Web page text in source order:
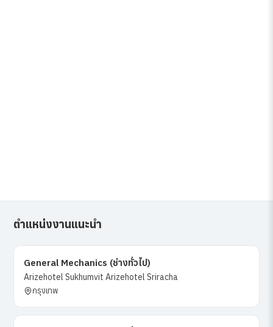
ตำแหน่งงานแนะนำ
General Mechanics (ช่างทั่วไป)
Arizehotel Sukhumvit Arizehotel Sriracha
กรุงเทพ